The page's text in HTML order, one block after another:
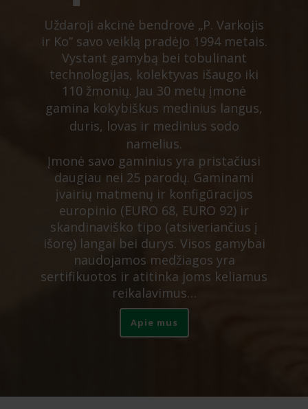
Uždaroji akcinė bendrovė „P. Varkojis
ir Ko” savo veiklą pradėjo 1994 metais.
Vystant gamybą bei tobulinant
technologijas, kolektyvas išaugo iki
110 žmonių. Jau 30 metų įmonė
gamina kokybiškus medinius langus,
duris, lovas ir medinius sodo
namelius.
Įmonė savo gaminius yra pristačiusi
daugiau nei 25 parodų. Gaminami
įvairių matmenų ir konfigūracijos
europinio (EURO 68, EURO 92) ir
skandinaviško tipo (atsiveriančius į
išorę) langai bei durys. Visos gamybai
naudojamos medžiagos yra
sertifikuotos ir atitinka joms keliamus
reikalavimus…
Apie mus